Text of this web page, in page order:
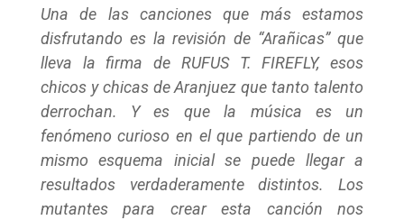
Una de las canciones que más estamos
disfrutando es la revisión de “Arañicas” que
lleva la firma de RUFUS T. FIREFLY, esos
chicos y chicas de Aranjuez que tanto talento
derrochan. Y es que la música es un
fenómeno curioso en el que partiendo de un
mismo esquema inicial se puede llegar a
resultados verdaderamente distintos. Los
mutantes para crear esta canción nos